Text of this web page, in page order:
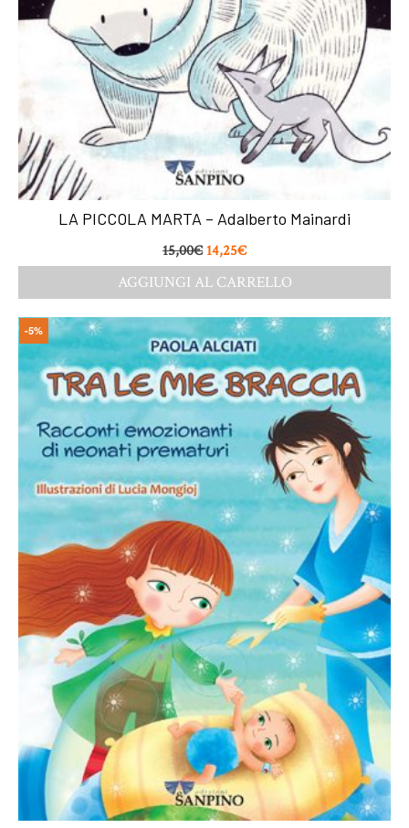
LA PICCOLA MARTA – Adalberto Mainardi
15,00€ 14,25€
AGGIUNGI AL CARRELLO
-5%